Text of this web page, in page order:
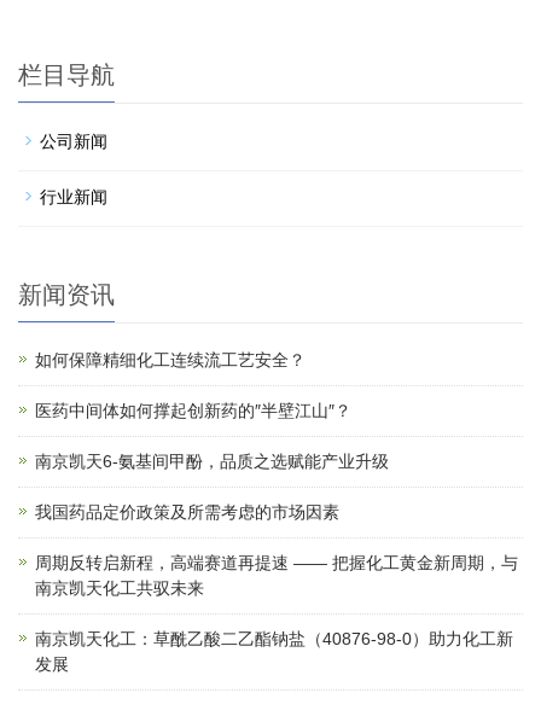
栏目导航
公司新闻
行业新闻
新闻资讯
如何保障精细化工连续流工艺安全？
医药中间体如何撑起创新药的″半壁江山″？
南京凯天6-氨基间甲酚，品质之选赋能产业升级
我国药品定价政策及所需考虑的市场因素
周期反转启新程，高端赛道再提速 —— 把握化工黄金新周期，与
南京凯天化工共驭未来
南京凯天化工：草酰乙酸二乙酯钠盐（40876-98-0）助力化工新
发展